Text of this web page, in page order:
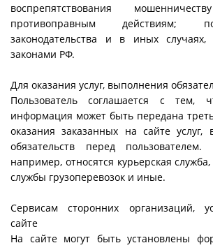
воспрепятствования
противоправным действиям;
законодательства и в иных случаях,
законами РФ.
Для оказания услуг, выполнения
Пользователь соглашается с тем,
информация может быть передана
оказания заказанных на сайте
обязательств перед
например, относятся курьерская
службы грузоперевозок и иные.
Сервисам сторонних организаций,
сайте
На сайте могут быть установлены